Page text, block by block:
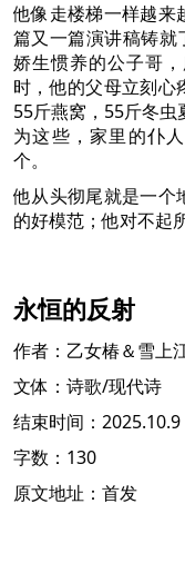
他像走楼梯一样越来
篇又一篇演讲稿铸就
娇生惯养的公子哥
时，他的父母立刻心
55斤燕窝，55斤冬虫
为这些，家里的仆
个。
他从头彻尾就是一个
的好模范；他对不起
永恒的反射
作者：乙女椿＆雪上
文体：诗歌/现代诗
结束时间：2025.10.9
字数：130
原文地址：首发